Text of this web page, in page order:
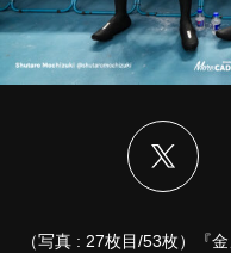
（写真 : 27枚目/53枚）『